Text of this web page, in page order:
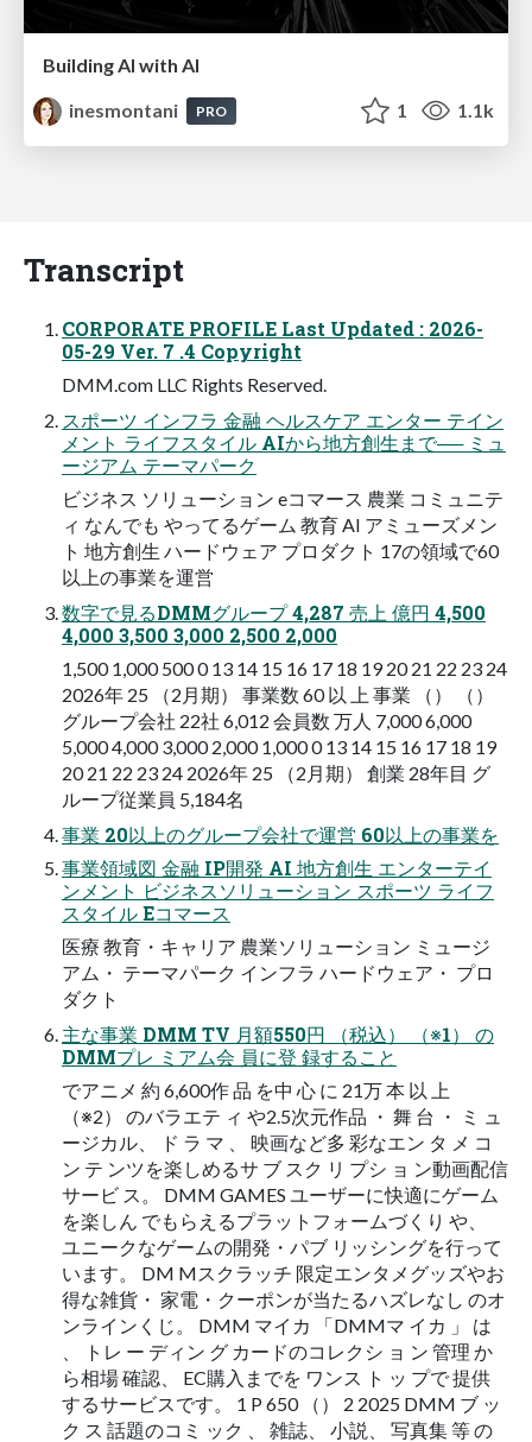
Building AI with AI
inesmontani
PRO 1 1.1k
Transcript
CORPORATE PROFILE Last Updated : 2026-
05-29 Ver. 7 .4 Copyright
DMM.com LLC Rights Reserved.
スポーツ インフラ 金融 ヘルスケア エンター テイン
メント ライフスタイル AIから地方創生まで── ミュ
ージアム テーマパーク
ビジネス ソリューション eコマース 農業 コミュニテ
ィ なんでも やってるゲーム 教育 AI アミューズメン
ト 地方創生 ハードウェア プロダクト 17の領域で60
以上の事業を運営
数字で見るDMMグループ 4,287 売上 億円 4,500
4,000 3,500 3,000 2,500 2,000
1,500 1,000 500 0 13 14 15 16 17 18 19 20 21 22 23 24
2026年 25 （2月期） 事業数 60 以 上 事業 （） （）
グループ会社 22社 6,012 会員数 万人 7,000 6,000
5,000 4,000 3,000 2,000 1,000 0 13 14 15 16 17 18 19
20 21 22 23 24 2026年 25 （2月期） 創業 28年目 グ
ループ従業員 5,184名
事業 20以上のグループ会社で運営 60以上の事業を
事業領域図 金融 IP開発 AI 地方創生 エンターテイ
ンメント ビジネスソリューション スポーツ ライフ
スタイル Eコマース
医療 教育・キャリア 農業ソリューション ミュージ
アム・ テーマパーク インフラ ハードウェア・ プロ
ダクト
主な事業 DMM TV 月額550円 （税込） （※1） の
DMMプレ ミアム会 員に登 録すること
でアニメ 約 6,600作 品 を中 心 に 21万 本 以 上
（※2） のバラエテ ィ や2.5次元作品 ・ 舞 台 ・ ミ ュ
ージカル、 ド ラ マ 、 映画など多 彩なエン タ メ コ
ン テ ンツを楽しめるサ ブ スク リ プシ ョ ン動画配信
サービ ス。 DMM GAMES ユーザーに快適にゲーム
を楽しん でもらえるプラットフォームづくり や、
ユニークなゲームの開発・パブ リッシングを行って
います。 DM Mスクラッチ 限定エンタメグッズやお
得な雑貨・ 家電・クーポンが当たるハズレなし のオ
ンラインくじ。 DMM マイカ 「DMMマ イカ 」 は
、 トレ ー ディン グ カードのコレクシ ョ ン 管理 か
ら相場 確認、 EC購入までを ワンス ト ッ プで 提供
するサービスです。 1 P 650 （） 2 2025 DMM ブ ッ
ク ス 話題のコミ ック 、 雑誌、 小説、 写真集 等 の